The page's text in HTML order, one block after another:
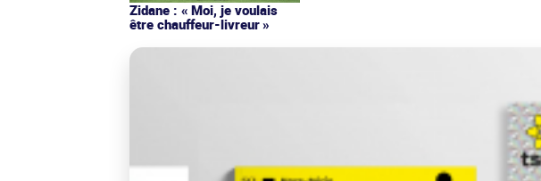
Zidane : « Moi, je voulais
être chauffeur-livreur »